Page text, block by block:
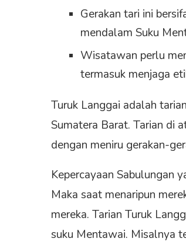
Gerakan tari ini
mendalam Suku
Wisatawan perlu
termasuk menjaga
Turuk Langgai adalah
Sumatera Barat. Tarian di
dengan meniru gerakan-
Kepercayaan Sabulungan
Maka saat menaripun
mereka. Tarian Turuk
suku Mentawai. Misalnya